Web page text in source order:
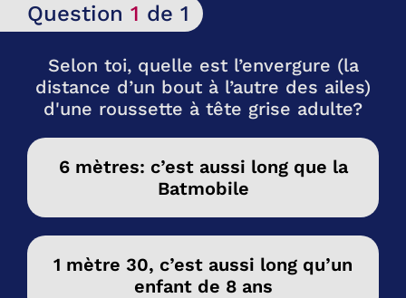
Question 1 de 1
Selon toi, quelle est l’envergure (la
distance d’un bout à l’autre des ailes)
d'une roussette à tête grise adulte?
6 mètres: c’est aussi long que la
Batmobile
1 mètre 30, c’est aussi long qu’un
enfant de 8 ans